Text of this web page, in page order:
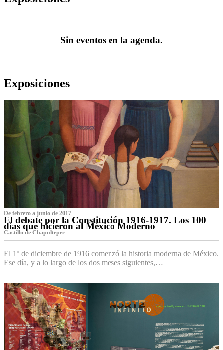
Sin eventos en la agenda.
Exposiciones
De febrero a junio de 2017
El debate por la Constitución 1916-1917. Los 100
días que hicieron al México Moderno
Castillo de Chapultepec
El 1º de diciembre de 1916 comenzó la historia moderna de México.
Ese día, y a lo largo de los dos meses siguientes,…